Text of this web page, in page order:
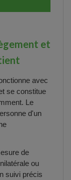
et
avec
se constitue
Le
d'un
de
ou
suivi précis